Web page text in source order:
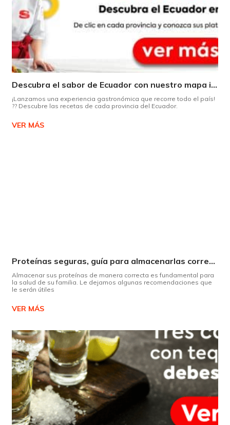
Descubra el sabor de Ecuador con nuestro mapa interactivo de recetas
¡Lanzamos una experiencia gastronómica que recorre todo el país!
?? Descubre las recetas de cada provincia del Ecuador.
VER MÁS
Proteínas seguras, guía para almacenarlas correctamente Copiar
Almacenar sus proteínas de manera correcta es fundamental para
la salud de su familia. Le dejamos algunas recomendaciones que
le serán útiles
VER MÁS